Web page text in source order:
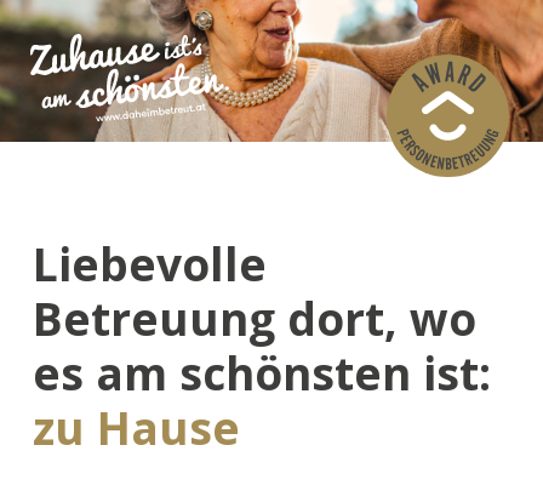
Liebevolle
Betreuung dort, wo
es am schönsten ist:
zu Hause